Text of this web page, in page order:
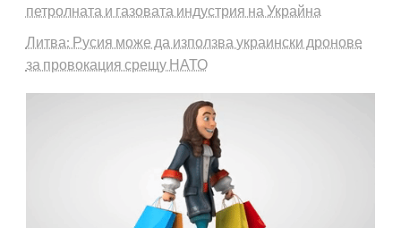
петролната и газовата индустрия на Украйна
Литва: Русия може да използва украински дронове
за провокация срещу НАТО